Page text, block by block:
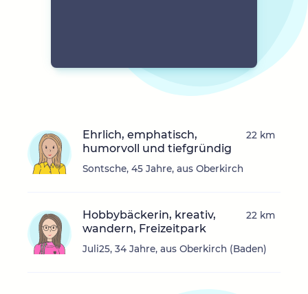
Ehrlich, emphatisch,
humorvoll und tiefgründig
Sontsche, 45 Jahre, aus Oberkirch
22 km
Hobbybäckerin, kreativ,
wandern, Freizeitpark
Juli25, 34 Jahre, aus Oberkirch (Baden)
22 km